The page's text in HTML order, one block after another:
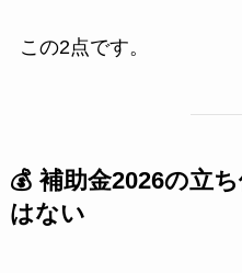
この2点です。
💰 補助金2026の立
はない